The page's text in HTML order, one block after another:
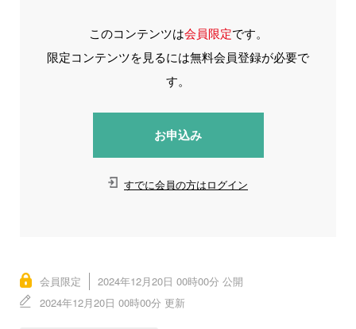
このコンテンツは会員限定です。
限定コンテンツを見るには無料会員登録が必要で
す。
お申込み
すでに会員の方はログイン
会員限定
2024年12月20日 00時00分 公開
2024年12月20日 00時00分 更新